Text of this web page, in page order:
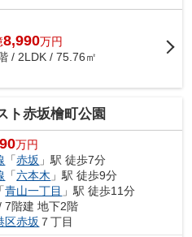
8,990万円
/ 2LDK / 75.76㎡
ト赤坂檜町公園
万円
「赤坂 」駅 徒歩7分
「六本木 」駅 徒歩9分
「青山一丁目 」駅 徒歩11分
7階建 地下2階
区赤坂 ７丁目